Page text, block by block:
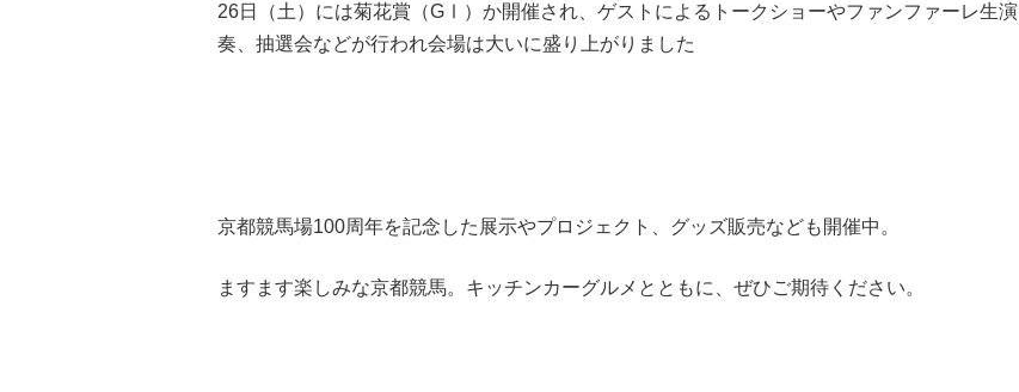
26日（土）には菊花賞（GⅠ）か開催され、ゲストによるトークショーやファンファーレ生演
奏、抽選会などが行われ会場は大いに盛り上がりました
京都競馬場100周年を記念した展示やプロジェクト、グッズ販売なども開催中。
ますます楽しみな京都競馬。キッチンカーグルメとともに、ぜひご期待ください。